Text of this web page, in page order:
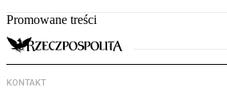
Promowane treści
KONTAKT